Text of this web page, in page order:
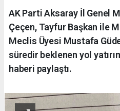
AK Parti Aksaray İl Genel
Çeçen, Tayfur Başkan ile
Meclis Üyesi Mustafa
süredir beklenen yol
haberi paylaştı.